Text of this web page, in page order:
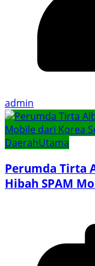
admin
DaerahUtama
Perumda Tirta
Hibah SPAM